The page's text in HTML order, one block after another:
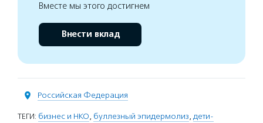
Вместе мы этого достигнем
Внести вклад
Российская Федерация
ТЕГИ: бизнес и НКО, буллезный эпидермолиз, дети-